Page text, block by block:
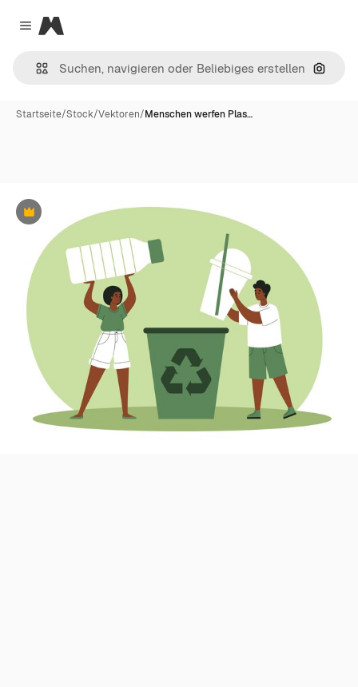
Close menu
Magnific
Nach
Startseite/Stock/Vektoren/Menschen werfen Plas…
Premium